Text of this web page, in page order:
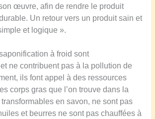
œuvre, afin de rendre le produit
Un retour vers un produit sain et
et logique ».
à froid sont
ne contribuent pas à la pollution de
ils font appel à des ressources
corps gras que l’on trouve dans la
en savon, ne sont pas
et beurres ne sont pas chauffées à